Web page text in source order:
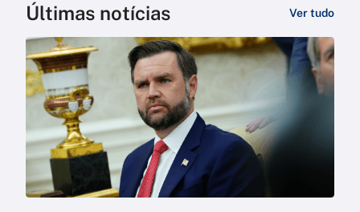
Últimas notícias Ver tudo